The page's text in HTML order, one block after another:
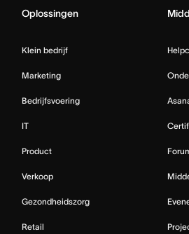
Oplossingen
Klein bedrijf
Marketing
Bedrijfsvoering
IT
Product
Verkoop
Gezondheidszorg
Retail